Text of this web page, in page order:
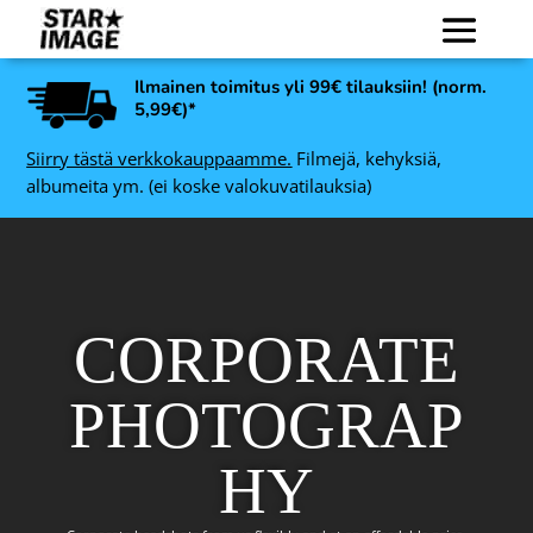
Ilmainen toimitus yli 99€ tilauksiin! (norm.
5,99€)*
Siirry tästä verkkokauppaamme. Filmejä, kehyksiä,
albumeita ym. (ei koske valokuvatilauksia)
CORPORATE
PHOTOGRAP
HY
Kodak Gold 200 Color